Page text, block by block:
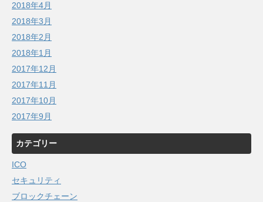
2018年4月
2018年3月
2018年2月
2018年1月
2017年12月
2017年11月
2017年10月
2017年9月
カテゴリー
ICO
セキュリティ
ブロックチェーン